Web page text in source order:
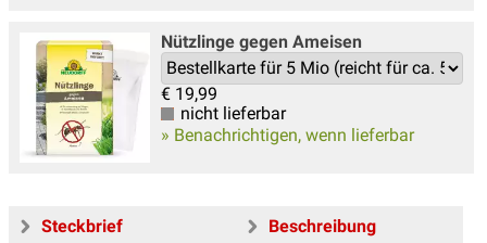
Nützlinge gegen Ameisen
€ 19,99
nicht lieferbar
» Benachrichtigen, wenn lieferbar
Steckbrief
Beschreibung